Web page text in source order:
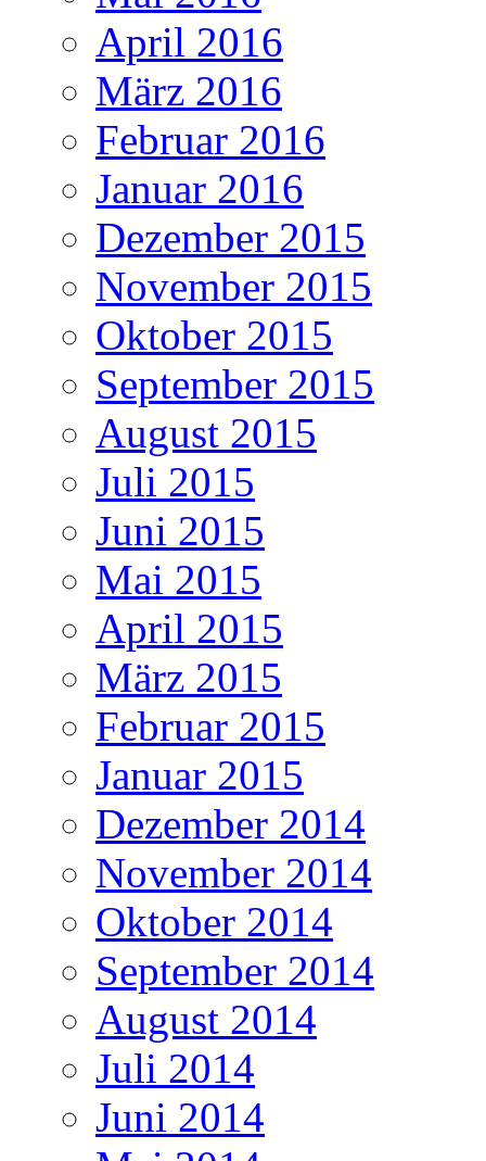
April 2016
März 2016
Februar 2016
Januar 2016
Dezember 2015
November 2015
Oktober 2015
September 2015
August 2015
Juli 2015
Juni 2015
Mai 2015
April 2015
März 2015
Februar 2015
Januar 2015
Dezember 2014
November 2014
Oktober 2014
September 2014
August 2014
Juli 2014
Juni 2014